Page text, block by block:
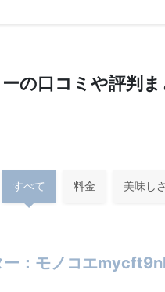
の口コミや評判
すべて 料金 美味しさ
ー：モノコエ